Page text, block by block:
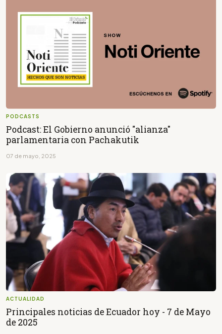
PODCASTS
Podcast: El Gobierno anunció "alianza"
parlamentaria con Pachakutik
07 de mayo, 2025
ACTUALIDAD
Principales noticias de Ecuador hoy - 7 de Mayo
de 2025